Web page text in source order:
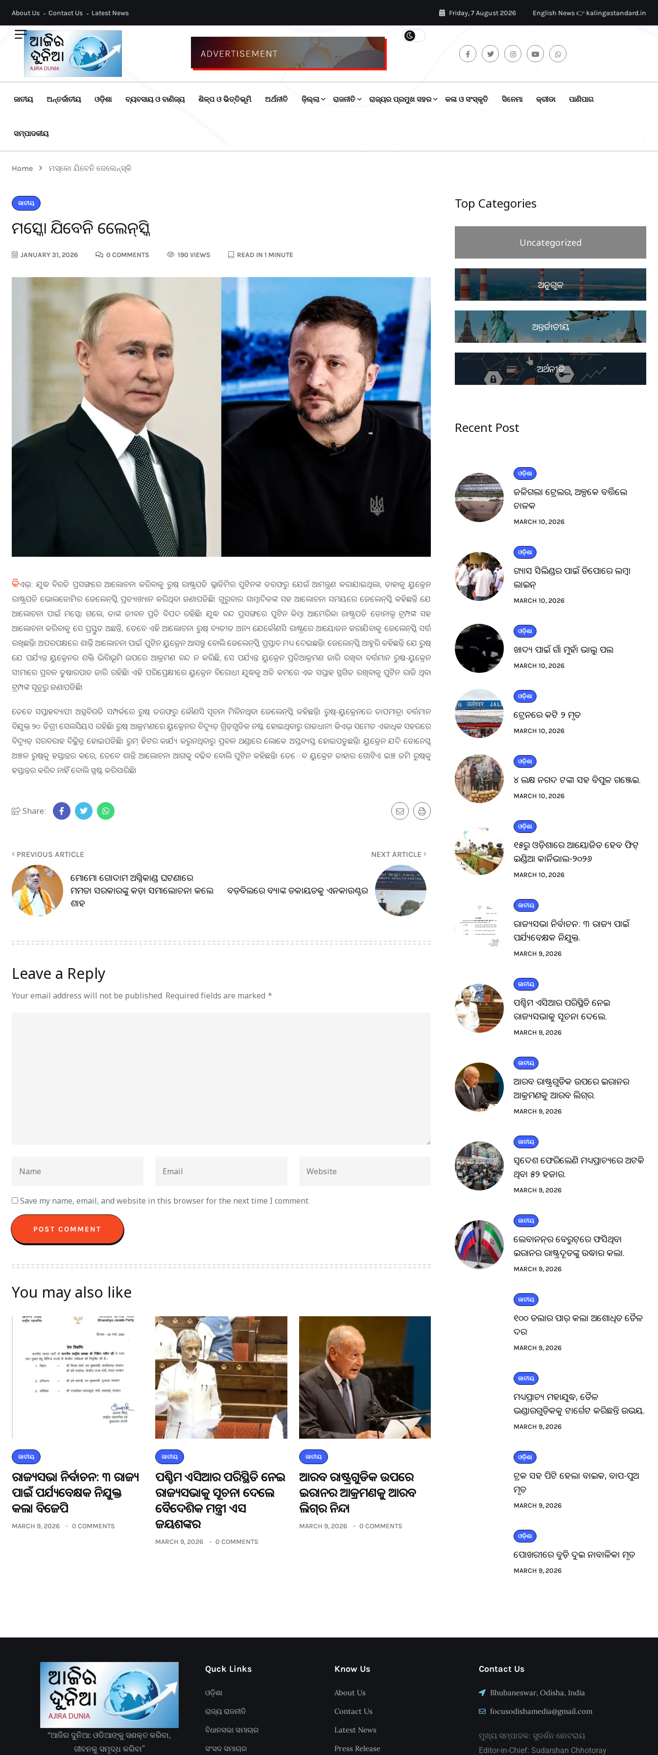
About Us Contact Us Latest News Friday, 7 August 2026 English News 👉 kalingastandard.in
ଜାତୀୟ ଅନ୍ତର୍ଜାତୀୟ ଓଡ଼ିଶା ବ୍ୟବସାୟ ଓ ବାଣିଜ୍ୟ ଶିଳ୍ପ ଓ ଭିତ୍ତିଭୂମି ଅର୍ଥନୀତି ଜ଼ିଲ୍ଲା ରାଜନୀତି ରାଜ୍ୟର ପ୍ରମୁଖ ସହର କଳା ଓ ସଂସ୍କୃତି ସିନେମା କ୍ରୀଡା ପାଣିପାଗ
ସମ୍ପାଦକୀୟ
Home ମସ୍କୋ ଯିବେନି ଜେଲେନ୍‌ସ୍କି
ଜାତୀୟ
ମସ୍କୋ ଯିବେନି ଜେଲେନ୍‌ସ୍କି
JANUARY 31, 2026 0 COMMENTS 190 VIEWS READ IN 1 MINUTE
କିଏଭ୍‌: ଯୁଦ୍ଧ ବିରତି ପ୍ରସଙ୍ଗରେ ଆଲୋଚନା କରିବାକୁ ରୁଷ୍‌ ରାଷ୍ଟ୍ରପତି ଭ୍ଲାଡିମିର ପୁଟିନଙ୍କ ତରଫରୁ ଯେଉଁ ଆମନ୍ତ୍ରଣ କରାଯାଇଥିଲା, ତାହାକୁ ୟୁକ୍ରେନ
ରାଷ୍ଟ୍ରପତି ଭୋଲଡୋମିର ଜେଲେନ୍‌ସ୍କି ପ୍ରତ୍ୟାଖ୍ୟାନ କରିଥିବା ଜଣାପଡିଛି। ଗୁରୁବାର ସାମ୍ବାଦିକଙ୍କ ସହ ଆଲୋଚନା ସମୟରେ ଜେଲେନ୍‌ସ୍କି କହିଛନ୍ତି ଯେ
ଆଲୋଚନା ପାଇଁ ମସ୍କୋ ଗଲେ, ତାଙ୍କ ଜୀବନ ପ୍ରତି ବିପଦ ରହିଛି। ଯୁଦ୍ଧ ବନ୍ଦ ପ୍ରସଙ୍ଗରେ ପୁଟିନ କିମ୍ବା ଆମେରିକା ରାଷ୍ଟ୍ରପତି ଡୋନାଲ୍ଡ ଟ୍ରମ୍ପଙ୍କ ସହ
ଆଲୋଚନା କରିବାକୁ ସେ ପ୍ରସ୍ତୁତ ଅଛନ୍ତି, ତେବେ ଏହି ଆଲୋଚନା ରୁଷ୍‌ ବ୍ୟତୀତ ଅନ୍ୟ ଯେକୌଣସି ରାଷ୍ଟ୍ରରେ ଆୟୋଜନ କରାଯିବାକୁ ଜେଲେନ୍‌ସ୍କି ସର୍ତ୍ତ
ରଖିଛନ୍ତି। ଅପରପକ୍ଷରେ ଶାନ୍ତିି ଆଲୋଚନା ପାଇଁ ପୁଟିନ ୟୁକ୍ରେନ ଆସନ୍ତୁ ବୋଲି ଜେଲେନ୍‌ସ୍କି ପ୍ରସ୍ତାବ ମଧ୍ୟ ଦେଇଛନ୍ତି। ଜେଲେନ୍‌ସ୍କି ଆହୁରି କହିଛନ୍ତି ଯେ ରୁଷ୍‌
ଯେ ପର୍ଯ୍ୟନ୍ତ ୟୁକ୍ରେନର ଶକ୍ତି ଭିତ୍ତିଭୂମି ଉପରେ ଆକ୍ରମଣ ବନ୍ଦ ନ କରିଛି, ସେ ପର୍ଯ୍ୟନ୍ତ ୟୁକ୍ରେନ ପ୍ରତିଆକ୍ରମଣ ଜାରି ରଖିବ। ବର୍ତ୍ତମାନ ରୁଷ-ୟୁକ୍ରେନ
ସୀମାରେ ପ୍ରବଳ ତୁଷାରପାତ ଜାରି ରହିଛି। ଏହି ପରିପ୍ରେକ୍ଷୀରେ ୟୁକ୍ରେନ ବିରୋଧୀ ଯୁଦ୍ଧକୁ ଅତି କମରେ ଏକ ସପ୍ତାହ ସ୍ଥଗିତ ରଖିବାକୁ ପୁଟିନ ରାଜି ଥିବା
ଟ୍ରମ୍ପଙ୍କ ସୂତ୍ରରୁ ଜଣାପଡିଛି।
ତେବେ ସପ୍ତାହବ୍ୟାପୀ ଅସ୍ତ୍ରବିରତି ସମ୍ପର୍କରେ ରୁଷ୍‌ ତରଫରୁ କୌଣସି ସୂଚନା ମିଳିନଥିବା ଜେଲେନ୍‌ସ୍କି କହିଛନ୍ତି। ରୁଷ୍‌-ୟୁକ୍ରେନରେ ତାପମାତ୍ରା ବର୍ତ୍ତମାନ
ବିଯୁକ୍ତ ୨୦ ଡିଗ୍ରୀ ସେଲସିୟସ ରହିଛି। ରୁଷ୍‌ ଆକ୍ରମଣରେ ୟୁକ୍ରେନର ବିଦ୍ୟୁତ୍‌ ଗ୍ରିଡ୍‌ଗୁଡିକ ନଷ୍ଟ ହୋଇଥିବାରୁ ରାଜଧାନୀ କିଏଭ୍‌ ସମେତ ଏକାଧିକ ସହରରେ
ବିଦ୍ୟୁତ୍‌ ସରବରାହ ବିଚ୍ଛିନ୍ନ ହୋଇପଡିଛି। ରୁମ୍‌ ହିଟର କାର୍ଯ୍ୟ କରୁନଥିବାରୁ ପ୍ରବଳ ଥଣ୍ଡାରେ ଲୋକେ ଅସ୍ତବ୍ୟସ୍ତ ହୋଇପଡୁଛନ୍ତି। ୟୁକ୍ରେନ ଯଦି ଡୋନେସ୍କ୍‌
ଅଞ୍ଚଳ ରୁଷ୍‌କୁ ହସ୍ତାନ୍ତର କରେ, ତେବେ ଶାନ୍ତି ଆଲୋଚନା ଆଗକୁ ବଢିବ ବୋଲି ପୁଟିନ କହିଛନ୍ତି। ତେ​‌େ​‌ବ ୟୁକ୍ରେନ ତାହାର ଗୋଟିଏ ଇଞ୍ଚ ଜମି ରୁଷ୍‌କୁ
ହସ୍ତାନ୍ତର କରିବ ନାହିଁ ବୋଲି ସ୍ପଷ୍ଟ କରିସାରିଛି।
Share:
PREVIOUS ARTICLE
ମୋମୋ ଗୋଦାମ ଅଗ୍ନିକାଣ୍ଡ ଘଟଣାରେ
ମମତା ସରକାରଙ୍କୁ କଡ଼ା ସମାଲୋଚନା କଲେ
ଶାହ
NEXT ARTICLE
ବଡ଼ବିଲରେ ବ୍ୟାଙ୍କ ଡକାୟତକୁ ଏନକାଉଣ୍ଟର
Leave a Reply
Your email address will not be published. Required fields are marked *
Save my name, email, and website in this browser for the next time I comment.
You may also like
ଜାତୀୟ
ରାଜ୍ୟସଭା ନିର୍ବାଚନ: ୩ ରାଜ୍ୟ
ପାଇଁ ପର୍ଯ୍ୟବେକ୍ଷକ ନିଯୁକ୍ତ
କଲା ବିଜେପି
MARCH 9, 2026 0 COMMENTS
ଜାତୀୟ
ପଶ୍ଚିମ ଏସିଆର ପରିସ୍ଥିତି ନେଇ
ରାଜ୍ୟସଭାକୁ ସୂଚନା ଦେଲେ
ବୈଦେଶିକ ମନ୍ତ୍ରୀ ଏସ
ଜୟଶଙ୍କର
MARCH 9, 2026 0 COMMENTS
ଜାତୀୟ
ଆରବ ରାଷ୍ଟ୍ରଗୁଡିକ ଉପରେ
ଇରାନର ଆକ୍ରମଣକୁ ଆରବ
ଲିଗ୍‌ର ନିନ୍ଦା
MARCH 9, 2026 0 COMMENTS
Top Categories
Uncategorized
ଅନୁଗୁଳ
ଅନ୍ତର୍ଜାତୀୟ
ଅର୍ଥନୀତି
Recent Post
ଓଡ଼ିଶା
ଜଳିଗଲା ଟ୍ରେଲର, ଅଳ୍ପକେ ବର୍ତ୍ତିଲେ
ଚାଳକ
MARCH 10, 2026
ଓଡ଼ିଶା
ଗ୍ୟାସ ସିଲିଣ୍ଡର ପାଇଁ ଡିପୋରେ ଲମ୍ବା
ଲାଇନ୍
MARCH 10, 2026
ଓଡ଼ିଶା
ଖାଦ୍ୟ ପାଇଁ ଗାଁ ମୁହାଁ ଭାଲୁ ପଲ
MARCH 10, 2026
ଓଡ଼ିଶା
ଟ୍ରେନରେ କଟି ୨ ମୃତ
MARCH 10, 2026
ଓଡ଼ିଶା
୪ ଲକ୍ଷ ନଗଦ ଟଙ୍କା ସହ ବିପୁଳ ଗଞ୍ଜେଇ.
MARCH 10, 2026
ଓଡ଼ିଶା
୧୫ରୁ ଓଡ଼ିଶାରେ ଆୟୋଜିତ ହେବ ଫିଟ୍
ଇଣ୍ଡିଆ କାର୍ନିଭାଲ-୨୦୨୬
MARCH 10, 2026
ଜାତୀୟ
ରାଜ୍ୟସଭା ନିର୍ବାଚନ: ୩ ରାଜ୍ୟ ପାଇଁ
ପର୍ଯ୍ୟବେକ୍ଷକ ନିଯୁକ୍ତ.
MARCH 9, 2026
ଜାତୀୟ
ପଶ୍ଚିମ ଏସିଆର ପରିସ୍ଥିତି ନେଇ
ରାଜ୍ୟସଭାକୁ ସୂଚନା ଦେଲେ.
MARCH 9, 2026
ଜାତୀୟ
ଆରବ ରାଷ୍ଟ୍ରଗୁଡିକ ଉପରେ ଇରାନର
ଆକ୍ରମଣକୁ ଆରବ ଲିଗ୍‌ର.
MARCH 9, 2026
ଜାତୀୟ
ସ୍ବଦେଶ ଫେରିଲେଣି ମଧ୍ୟପ୍ରାଚ୍ୟରେ ଅଟକି
ଥିବା ୫୨ ହଜାର.
MARCH 9, 2026
ଜାତୀୟ
ଲେବାନନ୍‌ର ବେରୁଟ୍‌ରେ ଫସିଥିବା
ଇରାନର ରାଷ୍ଟ୍ରଦୂତଙ୍କୁ ଉଦ୍ଧାର କଲା.
MARCH 9, 2026
ଜାତୀୟ
୧୦୦ ଡଲାର ପାର୍ କଲା ଅଶୋଧିତ ତୈଳ
ଦର
MARCH 9, 2026
ଜାତୀୟ
ମଧ୍ୟପ୍ରାଚ୍ୟ ମହାଯୁଦ୍ଧ, ତୈଳ
ଭଣ୍ଡାରଗୁଡ଼ିକକୁ ଟାର୍ଗେଟ କରିଛନ୍ତି ଉଭୟ.
MARCH 9, 2026
ଓଡ଼ିଶା
ଟ୍ରକ ସହ ପିଟି ହେଲା ବାଇକ, ବାପ-ପୁଅ
ମୃତ
MARCH 9, 2026
ଓଡ଼ିଶା
ପୋଖରୀରେ ବୁଡ଼ି ଦୁଇ ନାବାଳିକା ମୃତ
MARCH 9, 2026
“ଆଜିର ଦୁନିଆ: ଓଡିଆଙ୍କୁ ସଶକ୍ତ କରିବା,
ଜୀବନକୁ ସମୃଦ୍ଧ କରିବା”
Quck Links
ଓଡ଼ିଶା
ରାଜ୍ୟ ରାଜନୀତି
ବିଧାନସଭା ସମାଚାର
ସଂସଦ ସମାଚାର
Know Us
About Us
Contact Us
Latest News
Press Release
Contact Us
Bhubaneswar, Odisha, India
focusodishamedia@gmail.com
ମୁଖ୍ୟ ସମ୍ପାଦକ: ସୁଦର୍ଶନ ଛୋଟରାୟ
Editor-in-Chief: Sudarshan Chhotoray